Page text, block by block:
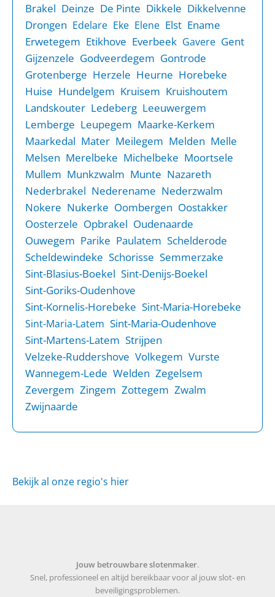
Brakel Deinze De Pinte Dikkele Dikkelvenne
Drongen Edelare Eke Elene Elst Ename
Erwetegem Etikhove Everbeek Gavere Gent
Gijzenzele Godveerdegem Gontrode
Grotenberge Herzele Heurne Horebeke
Huise Hundelgem Kruisem Kruishoutem
Landskouter Ledeberg Leeuwergem
Lemberge Leupegem Maarke-Kerkem
Maarkedal Mater Meilegem Melden Melle
Melsen Merelbeke Michelbeke Moortsele
Mullem Munkzwalm Munte Nazareth
Nederbrakel Nederename Nederzwalm
Nokere Nukerke Oombergen Oostakker
Oosterzele Opbrakel Oudenaarde
Ouwegem Parike Paulatem Schelderode
Scheldewindeke Schorisse Semmerzake
Sint-Blasius-Boekel Sint-Denijs-Boekel
Sint-Goriks-Oudenhove
Sint-Kornelis-Horebeke Sint-Maria-Horebeke
Sint-Maria-Latem Sint-Maria-Oudenhove
Sint-Martens-Latem Strijpen
Velzeke-Ruddershove Volkegem Vurste
Wannegem-Lede Welden Zegelsem
Zevergem Zingem Zottegem Zwalm
Zwijnaarde
Bekijk al onze regio's hier
Jouw betrouwbare slotenmaker.
Snel, professioneel en altijd bereikbaar voor al jouw slot- en
beveiligingsproblemen.